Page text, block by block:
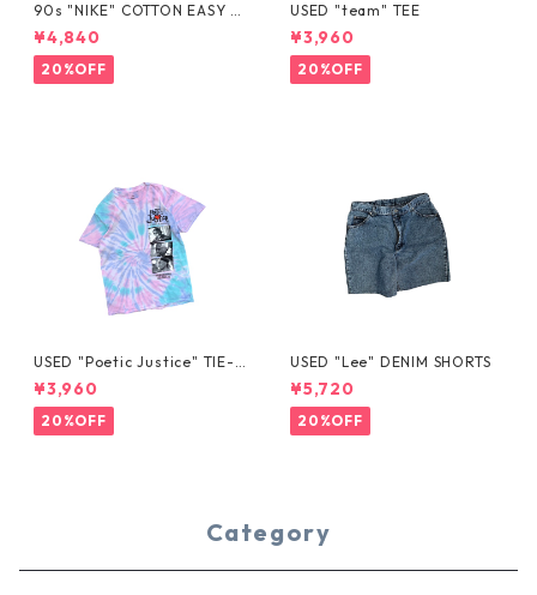
90s "NIKE" COTTON EASY S
HORTS
¥4,840
20%OFF
USED "team" TEE
¥3,960
20%OFF
USED "Poetic Justice" TIE-D
YE TEE
¥3,960
20%OFF
USED "Lee" DENIM SHORTS
¥5,720
20%OFF
Category